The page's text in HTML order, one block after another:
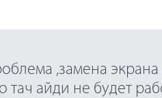
,замена
тач айди не будет